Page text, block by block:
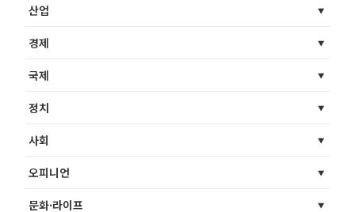
산업
경제
국제
정치
사회
오피니언
문화·라이프